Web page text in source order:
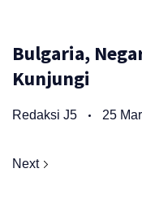
Bulgaria,
Kunjungi
Redaksi J5 25
Next